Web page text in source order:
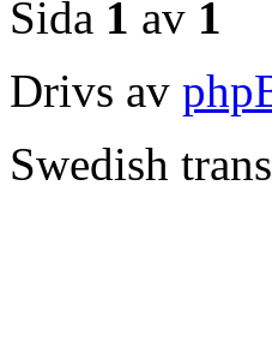
Sida 1 av 1
Drivs av
Swedish